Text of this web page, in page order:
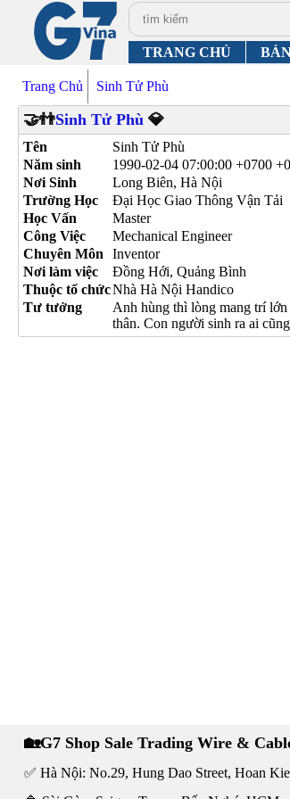
TRANG CHỦ
Trang Chủ Sinh Tử Phù
🤝👬Sinh Tử Phù 💎
Tên
Sinh Tử Phù
Năm sinh
1990-02-04 07:00:00 +0700
Nơi Sinh
Long Biên, Hà Nội
Trường Học
Đại Học Giao Thông Vận Tải
Học Vấn
Master
Công Việc
Mechanical Engineer
Chuyên Môn
Inventor
Nơi làm việc
Đồng Hới, Quảng Bình
Thuộc tổ chứcNhà Hà Nội Handico
Tư tưởng
Anh hùng thì lòng mang trí
thân. Con người sinh ra ai
🏡G7 Shop Sale Trading Wire &
✅ Hà Nội: No.29, Hung Dao Street, Hoan